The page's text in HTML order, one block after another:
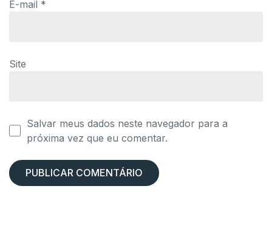
E-mail *
Site
Salvar meus dados neste navegador para a
próxima vez que eu comentar.